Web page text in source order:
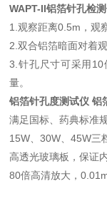
WAPT-II铝箔针孔检
1.观察距离0.5m，观
2.双合铝箔暗面对着
3.针孔尺寸可采用10
量。
铝箔针孔度测试仪 铝
满足国标、药典标准
15W、30W、45W三
高透光玻璃板，保证
80倍高清放大，